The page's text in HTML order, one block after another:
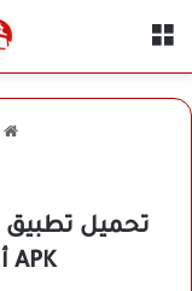
APK أخر إصدار 2026 مجانًا